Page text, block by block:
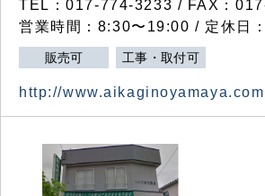
TEL：017-774-3233 / FAX：
営業時間：8:30〜19:00 / 定休日
販売可 工事・取付可
http://www.aikaginoyamaya.com